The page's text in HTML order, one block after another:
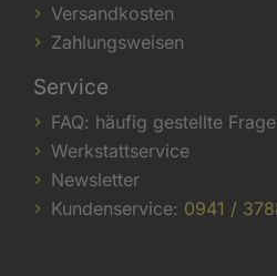
Versandkosten
Zahlungsweisen
Service
FAQ: häufig gestellte
Werkstattservice
Newsletter
Kundenservice: 0941 /